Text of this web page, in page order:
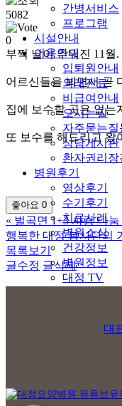
간병서비스
프로그램
시설안내
이용안내
입퇴원안내
외래진료
비급여안내
오시는길
자주묻는질
상담게시판
환자권리장
병원후기
영상후기
수기후기
치료사례
병원소식
건강정보
병원정보
대정 TV
5082
0
부쩍 날이 추워진 11월
어르신들을 뵈면서 곧
집에 보수할 곳은 없는
또 보수를 해드리고 왔
좋아요 0
« 벌곡면 1+3 사랑 나
행복한 대정 봉사단의
목록보기
글수정 글삭제
대
유